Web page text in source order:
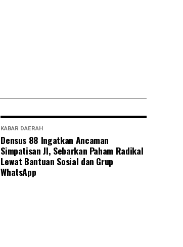
KABAR DAERAH
Densus 88 Ingatkan Ancaman
Simpatisan JI, Sebarkan Paham Radikal
Lewat Bantuan Sosial dan Grup
WhatsApp